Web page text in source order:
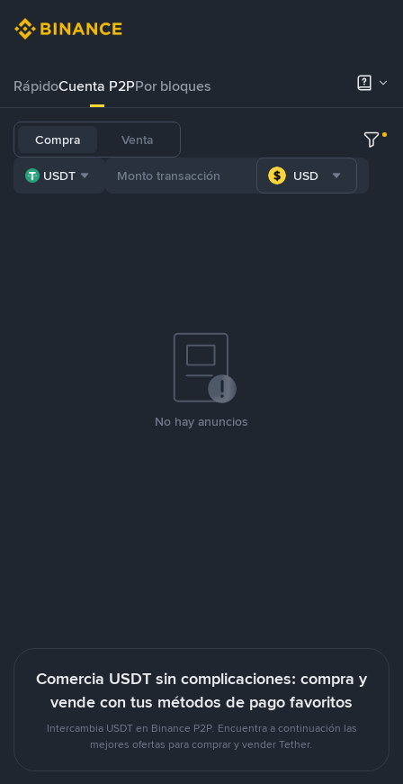
RápidoCuenta P2PPor bloques
Compra Venta
USDT USD
No hay anuncios
Comercia USDT sin complicaciones: compra y
vende con tus métodos de pago favoritos
Intercambia USDT en Binance P2P. Encuentra a continuación las
mejores ofertas para comprar y vender Tether.